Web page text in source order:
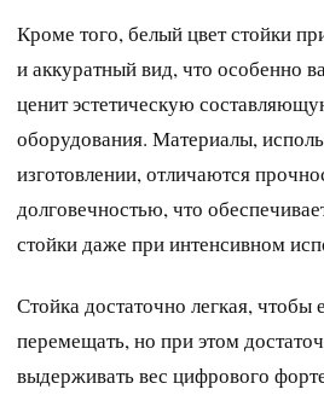
Кроме того, белый цвет стойки
и аккуратный вид, что особенно
ценит эстетическую
оборудования. Материалы,
изготовлении, отличаются
долговечностью, что
стойки даже при интенсивном
Стойка достаточно легкая,
перемещать, но при этом
выдерживать вес цифрового